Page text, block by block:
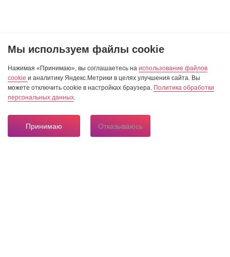
Мы используем файлы cookie
Нажимая «Принимаю», вы соглашаетесь на использование файлов
cookie и аналитику Яндекс.Метрики в целях улучшения сайта. Вы
можете отключить cookie в настройках браузера. Политика обработки
персональных данных.
Принимаю Отказываюсь